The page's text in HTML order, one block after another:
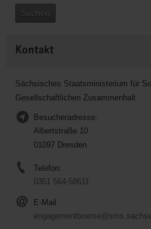
Suchen
Kontakt
Sächsisches Staatsministerium für
Gesellschaftlichen Zusammenhalt
Besucheradresse:
Albertstraße 10
01097 Dresden
Telefon:
0351 564-58611
E-Mail